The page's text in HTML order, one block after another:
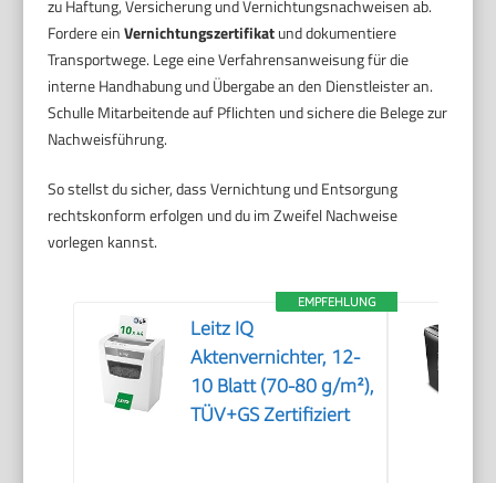
zu Haftung, Versicherung und Vernichtungsnachweisen ab.
Fordere einVernichtungszertifikatund dokumentiere
Transportwege. Lege eine Verfahrensanweisung für die
interne Handhabung und Übergabe an den Dienstleister an.
Schulle Mitarbeitende auf Pflichten und sichere die Belege zur
Nachweisführung.
So stellst du sicher, dass Vernichtung und Entsorgung
rechtskonform erfolgen und du im Zweifel Nachweise
vorlegen kannst.
EMPFEHLUNG
Leitz IQ
Aktenvernichter, 12-
10 Blatt (70-80 g/m²),
TÜV+GS Zertifiziert